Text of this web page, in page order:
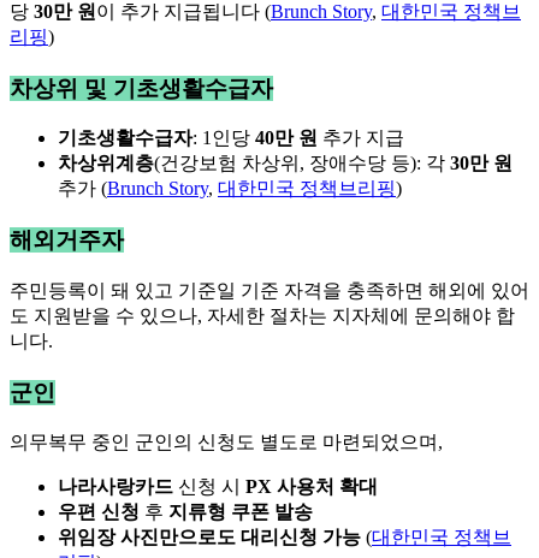
당 30만 원 이 추가 지급됩니다 (Brunch Story, 대한민국 정책브
리핑)
차상위 및 기초생활수급자
기초생활수급자: 1인당 40만 원 추가 지급
차상위계층(건강보험 차상위, 장애수당 등): 각 30만 원
추가 (Brunch Story, 대한민국 정책브리핑)
해외거주자
주민등록이 돼 있고 기준일 기준 자격을 충족하면 해외에 있어
도 지원받을 수 있으나, 자세한 절차는 지자체에 문의해야 합
니다.
군인
의무복무 중인 군인의 신청도 별도로 마련되었으며,
나라사랑카드 신청 시 PX 사용처 확대
우편 신청 후 지류형 쿠폰 발송
위임장 사진만으로도 대리신청 가능 (대한민국 정책브